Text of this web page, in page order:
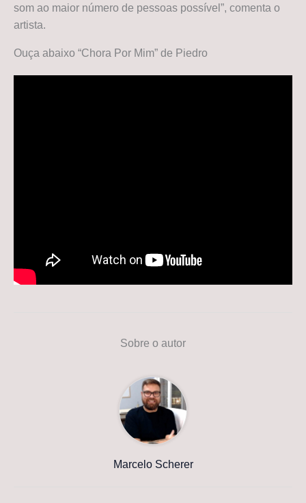
som ao maior número de pessoas possível”, comenta o
artista.
Ouça abaixo “Chora Por Mim” de Piedro
Sobre o autor
Marcelo Scherer